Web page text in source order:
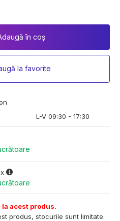
în coș
la favorite
L-V 09:30 - 17:30
acest produs.
produs, stocurile sunt limitate.